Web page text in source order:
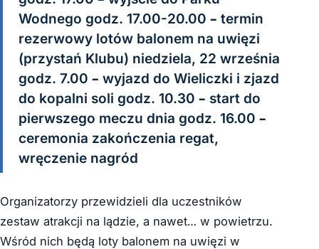
Wodnego godz. 17.00-20.00 – termin
rezerwowy lotów balonem na uwięzi
(przystań Klubu) niedziela, 22 września
godz. 7.00 – wyjazd do Wieliczki i zjazd
do kopalni soli godz. 10.30 – start do
pierwszego meczu dnia godz. 16.00 –
ceremonia zakończenia regat,
wręczenie nagród
Organizatorzy przewidzieli dla uczestników
zestaw atrakcji na lądzie, a nawet… w powietrzu.
Wśród nich będą loty balonem na uwięzi w